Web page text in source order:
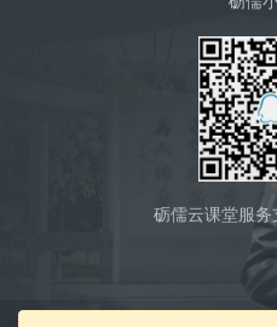
砺儒云课堂服务